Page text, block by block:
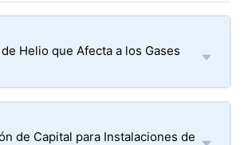
Helio que Afecta a los Gases
de Capital para Instalaciones de